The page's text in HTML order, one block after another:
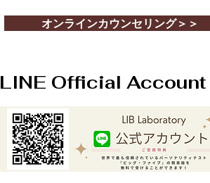
info@liblaboratory.com
オンラインカウンセリング＞＞
LINE Official Account